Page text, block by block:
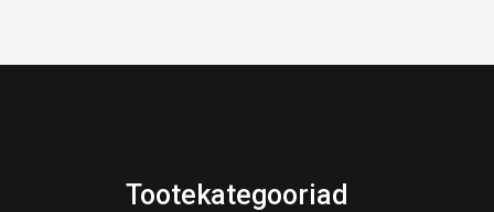
Tootekategooriad